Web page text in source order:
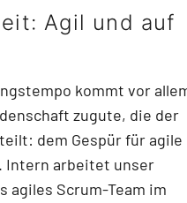
Agil und auf
kommt vor
zugute, die der
dem Gespür für agile
Intern arbeitet unser
agiles Scrum-Team im